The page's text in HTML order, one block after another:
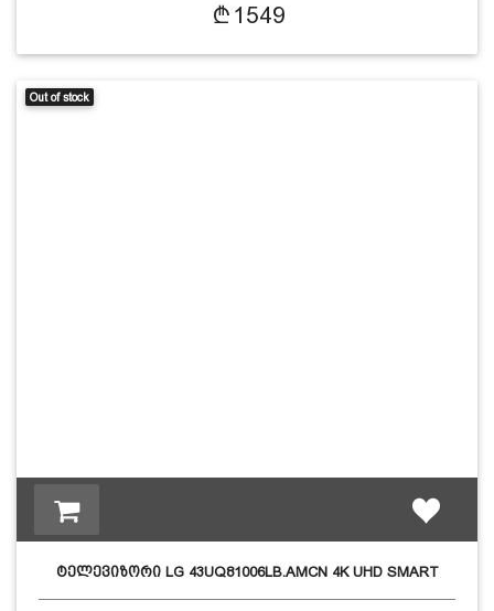
1549
Out of stock
ტელევიზორი LG 43UQ81006LB.AMCN 4K UHD SMART